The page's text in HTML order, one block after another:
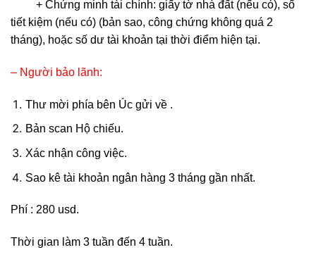
+ Chứng minh tài chính: giấy tờ nhà đất (nếu có), sổ
tiết kiệm (nếu có) (bản sao, công chứng không quá 2
tháng), hoặc số dư tài khoản tại thời điểm hiện tại.
– Người bảo lãnh:
Thư mời phía bên Úc gửi về .
Bản scan Hộ chiếu.
Xác nhận công việc.
Sao kê tài khoản ngân hàng 3 tháng gần nhất.
Phí : 280 usd.
Thời gian làm 3 tuần đến 4 tuần.